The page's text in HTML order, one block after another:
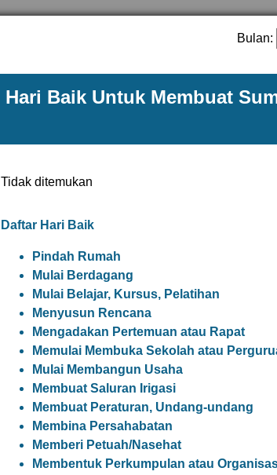
Bulan:
Hari Baik Untuk Membuat
Tidak ditemukan
Daftar Hari Baik
Pindah Rumah
Mulai Berdagang
Mulai Belajar, Kursus, Pelatihan
Menyusun Rencana
Mengadakan Pertemuan atau Rapat
Memulai Membuka Sekolah atau
Mulai Membangun Usaha
Membuat Saluran Irigasi
Membuat Peraturan, Undang-undang
Membina Persahabatan
Memberi Petuah/Nasehat
Membentuk Perkumpulan atau